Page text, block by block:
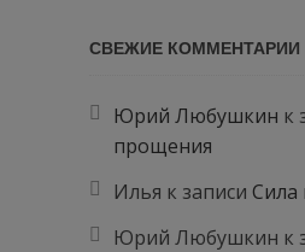
СВЕЖИЕ КОММЕНТАРИИ
Юрий Любушкин к
прощения
Илья к записи Сила
Юрий Любушкин к